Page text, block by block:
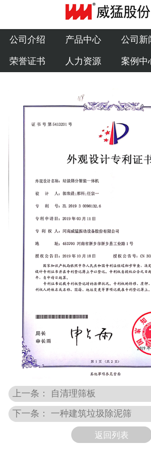
公司介绍 产品中心 公司新
荣誉证书 人力资源 案例中
上一条： 自清理筛板
下一条： 一种建筑垃圾除泥筛
返回列表